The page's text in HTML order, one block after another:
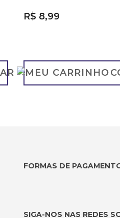
R$ 8,99
FORMAS DE
SIGA-NOS NAS REDES